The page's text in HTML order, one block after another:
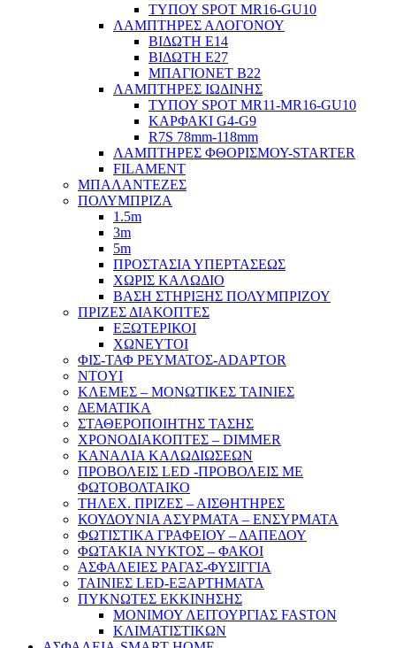
ΤΥΠΟΥ SPOT MR16-GU10
ΛΑΜΠΤΗΡΕΣ ΑΛΟΓΟΝΟΥ
ΒΙΔΩΤΗ Ε14
ΒΙΔΩΤΗ Ε27
ΜΠΑΓΙΟΝΕΤ Β22
ΛΑΜΠΤΗΡΕΣ ΙΩΔΙΝΗΣ
ΤΥΠΟΥ SPOT MR11-MR16-GU10
ΚΑΡΦΑΚΙ G4-G9
R7S 78mm-118mm
ΛΑΜΠΤΗΡΕΣ ΦΘΟΡΙΣΜΟΥ-STARTER
FILAMENT
ΜΠΑΛΑΝΤΕΖΕΣ
ΠΟΛΥΜΠΡΙΖΑ
1.5m
3m
5m
ΠΡΟΣΤΑΣΙΑ ΥΠΕΡΤΑΣΕΩΣ
ΧΩΡΙΣ ΚΑΛΩΔΙΟ
ΒΑΣΗ ΣΤΗΡΙΞΗΣ ΠΟΛΥΜΠΡΙΖΟΥ
ΠΡΙΖΕΣ ΔΙΑΚΟΠΤΕΣ
ΕΞΩΤΕΡΙΚΟΙ
ΧΩΝΕΥΤΟΙ
ΦΙΣ-ΤΑΦ ΡΕΥΜΑΤΟΣ-ADAPTOR
NTOYI
ΚΛΕΜΕΣ – ΜΟΝΩΤΙΚΕΣ ΤΑΙΝΙΕΣ
ΔΕΜΑΤΙΚΑ
ΣΤΑΘΕΡΟΠΟΙΗΤΗΣ ΤΑΣΗΣ
ΧΡΟΝΟΔΙΑΚΟΠΤΕΣ – DIMMER
ΚΑΝΑΛΙΑ ΚΑΛΩΔΙΩΣΕΩΝ
ΠΡΟΒΟΛΕΙΣ LED -ΠΡΟΒΟΛΕΙΣ ΜΕ
ΦΩΤΟΒΟΛΤΑΙΚΟ
ΤΗΛΕΧ. ΠΡΙΖΕΣ – ΑΙΣΘΗΤΗΡΕΣ
ΚΟΥΔΟΥΝΙΑ ΑΣΥΡΜΑΤΑ – ΕΝΣΥΡΜΑΤΑ
ΦΩΤΙΣΤΙΚΑ ΓΡΑΦΕΙΟΥ – ΔΑΠΕΔΟΥ
ΦΩΤΑΚΙΑ ΝΥΚΤΟΣ – ΦΑΚΟΙ
ΑΣΦΑΛΕΙΕΣ ΡΑΓΑΣ-ΦΥΣΙΓΓΙΑ
ΤΑΙΝΙΕΣ LED-ΕΞΑΡΤΗΜΑΤΑ
ΠΥΚΝΩΤΕΣ ΕΚΚΙΝΗΣΗΣ
ΜΟΝΙΜΟΥ ΛΕΙΤΟΥΡΓΙΑΣ FASTON
ΚΛΙΜΑΤΙΣΤΙΚΩΝ